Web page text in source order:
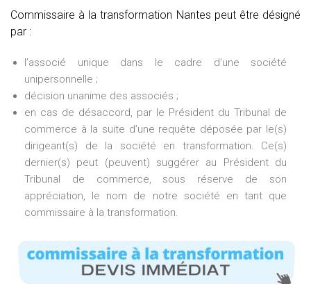
Commissaire à la transformation Nantes peut être désigné
par :
l’associé unique dans le cadre d’une société
unipersonnelle ;
décision unanime des associés ;
en cas de désaccord, par le Président du Tribunal de
commerce à la suite d’une requête déposée par le(s)
dirigeant(s) de la société en transformation. Ce(s)
dernier(s) peut (peuvent) suggérer au Président du
Tribunal de commerce, sous réserve de son
appréciation, le nom de notre société en tant que
commissaire à la transformation.